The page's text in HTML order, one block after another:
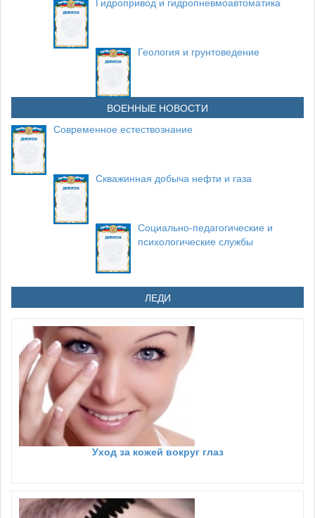
Геология и грунтоведение
ВОЕННЫЕ НОВОСТИ
Современное естествознание
Скважинная добыча нефти и газа
Социально-педагогические и
психологические службы
ЛЕДИ
Уход за кожей вокруг глаз